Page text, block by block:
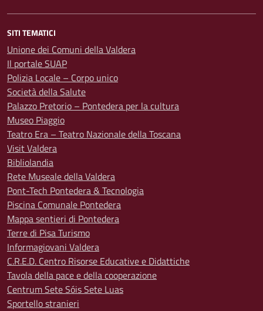
SITI TEMATICI
Unione dei Comuni della Valdera
Il portale SUAP
Polizia Locale – Corpo unico
Società della Salute
Palazzo Pretorio – Pontedera per la cultura
Museo Piaggio
Teatro Era – Teatro Nazionale della Toscana
Visit Valdera
Bibliolandia
Rete Museale della Valdera
Pont-Tech Pontedera & Tecnologia
Piscina Comunale Pontedera
Mappa sentieri di Pontedera
Terre di Pisa Turismo
Informagiovani Valdera
C.R.E.D. Centro Risorse Educative e Didattiche
Tavola della pace e della cooperazione
Centrum Sete Sóis Sete Luas
Sportello stranieri